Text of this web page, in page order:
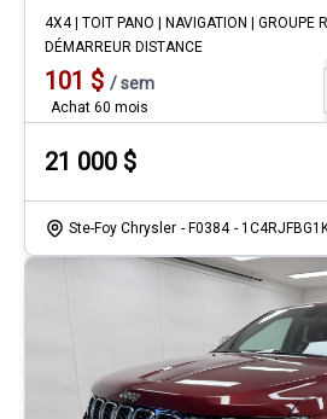
4X4 | TOIT PANO | NAVIGATION | GROUPE
DÉMARREUR DISTANCE
101 $ /sem
Achat 60 mois
21 000 $
Ste-Foy Chrysler - F0384 -